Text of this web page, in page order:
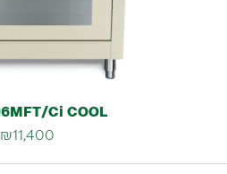
Ci COOL
₪11,400